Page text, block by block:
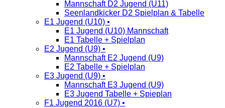
Mannschaft D2 Jugend (U11)
Seenlandkicker D2 Spielplan & Tabelle
E1 Jugend (U10) •
E1 Jugend (U10) Mannschaft
E1 Tabelle + Spielplan
E2 Jugend (U9) •
Mannschaft E2 Jugend (U9)
E2 Tabelle + Spielplan
E3 Jugend (U9) •
Mannschaft E3 Jugend (U9)
E3 Jugend Tabelle + Spieplan
F1 Jugend 2016 (U7) •